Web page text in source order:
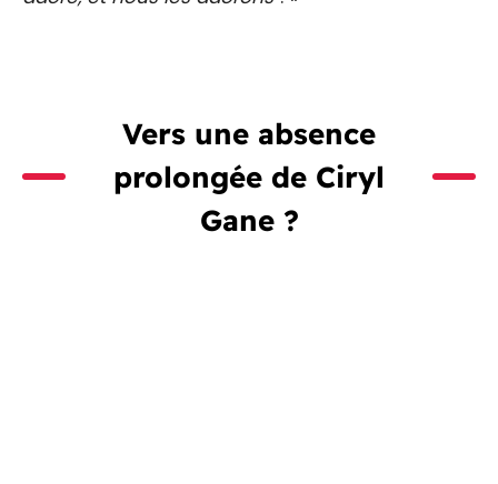
Vers une absence
prolongée de Ciryl
Gane ?